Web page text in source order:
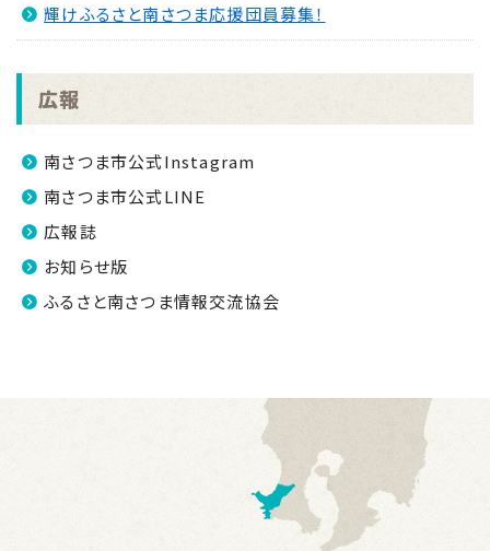
2023.11.10
2022.11.22
令和４年度版「統計みなみさつま」
輝けふるさと南さつま応援団員募集！
広報
南さつま市公式Instagram
南さつま市公式LINE
広報誌
お知らせ版
ふるさと南さつま情報交流協会